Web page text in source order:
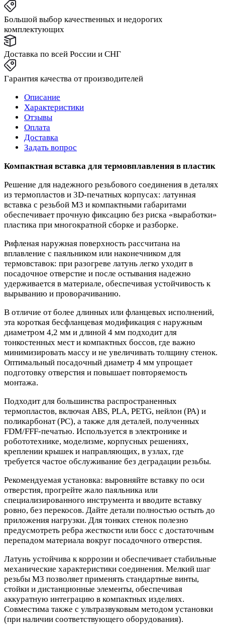
Большой выбор качественных и недорогих
комплектующих
Доставка по всей России и СНГ
Гарантия качества от производителей
Описание
Характеристики
Отзывы
Оплата
Доставка
Задать вопрос
Компактная вставка для термовплавления в пластик
Решение для надежного резьбового соединения в деталях
из термопластов и 3D‑печатных корпусах: латунная
вставка с резьбой М3 и компактными габаритами
обеспечивает прочную фиксацию без риска «выработки»
пластика при многократной сборке и разборке.
Рифленая наружная поверхность рассчитана на
вплавление с паяльником или наконечником для
термовставок: при разогреве латунь легко уходит в
посадочное отверстие и после остывания надежно
удерживается в материале, обеспечивая устойчивость к
вырыванию и проворачиванию.
В отличие от более длинных или фланцевых исполнений,
эта короткая бесфланцевая модификация с наружным
диаметром 4,2 мм и длиной 4 мм подходит для
тонкостенных мест и компактных боссов, где важно
минимизировать массу и не увеличивать толщину стенок.
Оптимальный посадочный диаметр 4 мм упрощает
подготовку отверстия и повышает повторяемость
монтажа.
Подходит для большинства распространенных
термопластов, включая ABS, PLA, PETG, нейлон (PA) и
поликарбонат (PC), а также для деталей, полученных
FDM/FFF‑печатью. Используется в электронике и
робототехнике, моделизме, корпусных решениях,
креплении крышек и направляющих, в узлах, где
требуется частое обслуживание без деградации резьбы.
Рекомендуемая установка: выровняйте вставку по оси
отверстия, прогрейте жало паяльника или
специализированного инструмента и вводите вставку
ровно, без перекосов. Дайте детали полностью остыть до
приложения нагрузки. Для тонких стенок полезно
предусмотреть ребра жесткости или босс с достаточным
перепадом материала вокруг посадочного отверстия.
Латунь устойчива к коррозии и обеспечивает стабильные
механические характеристики соединения. Мелкий шаг
резьбы М3 позволяет применять стандартные винты,
стойки и дистанционные элементы, обеспечивая
аккуратную интеграцию в компактных изделиях.
Совместима также с ультразвуковым методом установки
(при наличии соответствующего оборудования).